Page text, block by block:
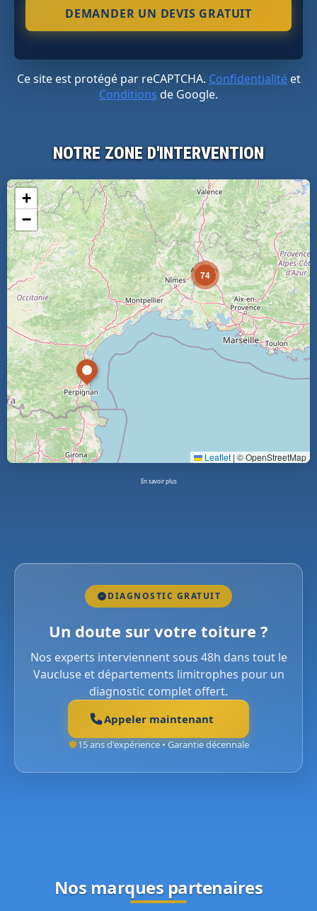
Ce site est protégé par reCAPTCHA. Confidentialitéet
Conditions de Google.
NOTRE ZONE D'INTERVENTION
74
+
−
Leaflet | © OpenStreetMap
En savoir plus
DIAGNOSTIC GRATUIT
Un doute sur votre toiture ?
Nos experts interviennent sous 48h dans tout le
Vaucluse et départements limitrophes pour un
diagnostic complet offert.
Appeler maintenant
15 ans d'expérience • Garantie décennale
Nos marques partenaires